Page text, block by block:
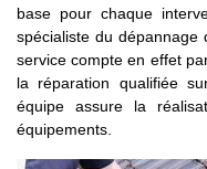
base pour chaque
spécialiste du dépannage
service compte en effet
la réparation qualifiée
équipe assure la
équipements.